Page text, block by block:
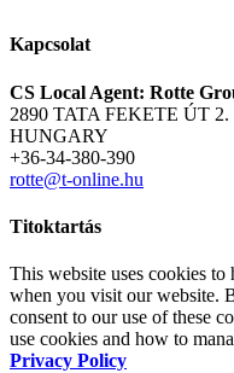
Kapcsolat
CS Local Agent: Rotte
2890 TATA FEKETE ÚT 2.
HUNGARY
+36-34-380-390
rotte@t-online.hu
Titoktartás
This website uses cookies to
when you visit our website.
consent to our use of these
use cookies and how to
Privacy Policy